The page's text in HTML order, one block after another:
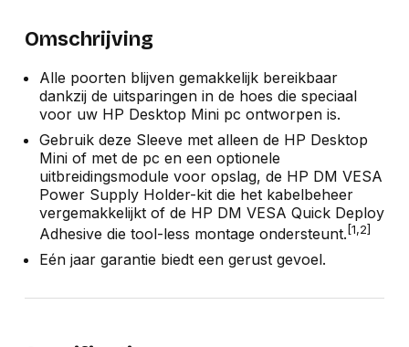
Omschrijving
Alle poorten blijven gemakkelijk bereikbaar
dankzij de uitsparingen in de hoes die speciaal
voor uw HP Desktop Mini pc ontworpen is.
Gebruik deze Sleeve met alleen de HP Desktop
Mini of met de pc en een optionele
uitbreidingsmodule voor opslag, de HP DM VESA
Power Supply Holder-kit die het kabelbeheer
vergemakkelijkt of de HP DM VESA Quick Deploy
Adhesive die tool-less montage ondersteunt.[1,2]
Eén jaar garantie biedt een gerust gevoel.